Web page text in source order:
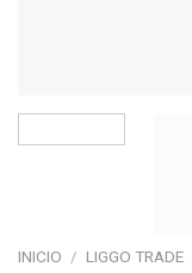
INICIO / LIGGO TRADE